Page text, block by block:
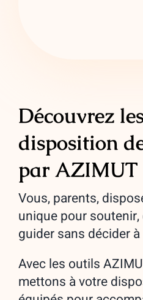
Découvrez
disposition
par AZIMUT
Vous, parents,
unique pour
guider sans décider
Avec les outils
mettons à votre